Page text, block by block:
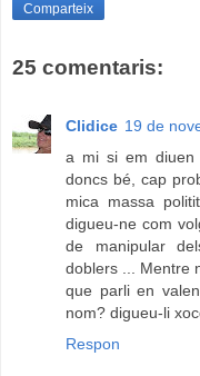
Comparteix
25 comentaris:
Clidice 19 de
a mi si em diuen
doncs bé, cap
mica massa
digueu-ne com
de manipular
doblers ... Mentre
que parli en
nom? digueu-li
Respon